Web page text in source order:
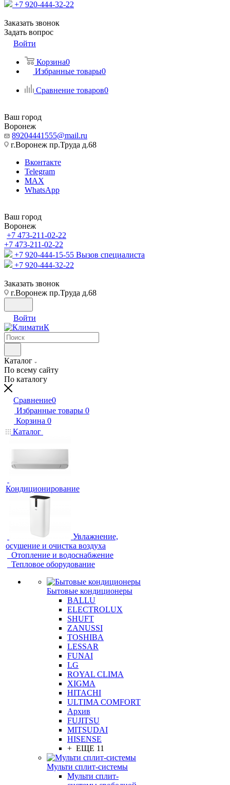
+7 920-444-32-22
Заказать звонок
Задать вопрос
Войти
Корзина0
Избранные товары0
Сравнение товаров0
Ваш город
Воронеж
89204441555@mail.ru
г.Воронеж пр.Труда д.68
Вконтакте
Telegram
MAX
WhatsApp
Ваш город
Воронеж
+7 473-211-02-22
+7 473-211-02-22
+7 920-444-15-55 Вызов специалиста
+7 920-444-32-22
Заказать звонок
г.Воронеж пр.Труда д.68
Войти
Каталог
По всему сайту
По каталогу
Сравнение0
Избранные товары 0
Корзина 0
Каталог
Кондиционирование
Увлажнение,
осушение и очистка воздуха
Отопление и водоснабжение
Тепловое оборудование
Бытовые кондиционеры
BALLU
ELECTROLUX
SHUFT
ZANUSSI
TOSHIBA
LESSAR
FUNAI
LG
ROYAL CLIMA
XIGMA
HITACHI
ULTIMA COMFORT
Архив
FUJITSU
MITSUDAI
HISENSE
+ ЕЩЕ 11
Мульти сплит-системы
Мульти сплит-